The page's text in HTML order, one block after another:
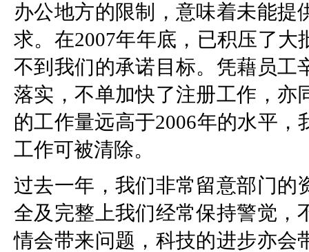
办公地方的限制，意味着未能
求。在2007年年底，已积压了
不到我们的承诺目标。凭藉员工
落实，不单加快了注册工作，亦
的工作量远高于2006年的水平
工作可被清除。
过去一年，我们非常留意部门的
全及完整上我们经常保持警觉，
情会带来问题，科技的进步亦会